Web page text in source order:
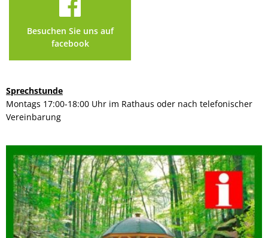
Besuchen Sie uns auf
facebook
Sprechstunde
Montags 17:00-18:00 Uhr im Rathaus oder nach telefonischer
Vereinbarung